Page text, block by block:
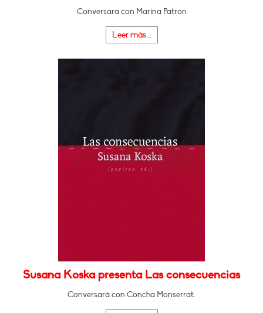
Conversará con Marina Patrón
Leer más...
Susana Koska presenta Las consecuencias
Conversará con Concha Monserrat.